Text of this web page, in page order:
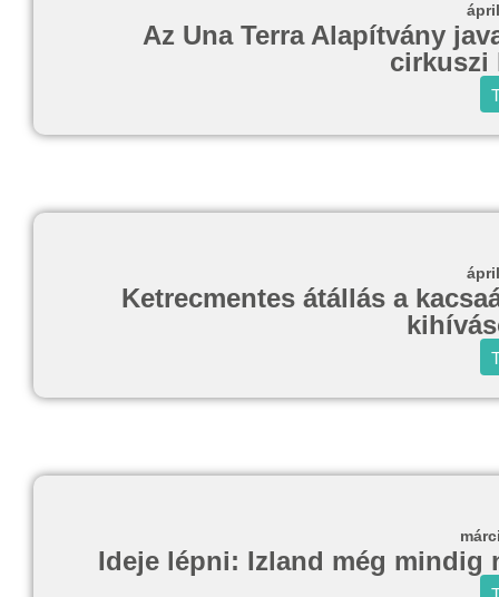
Az Una Terra Alapítvány
cirkuszi
Ketrecmentes átállás a
Ideje lépni: Izland még mindig